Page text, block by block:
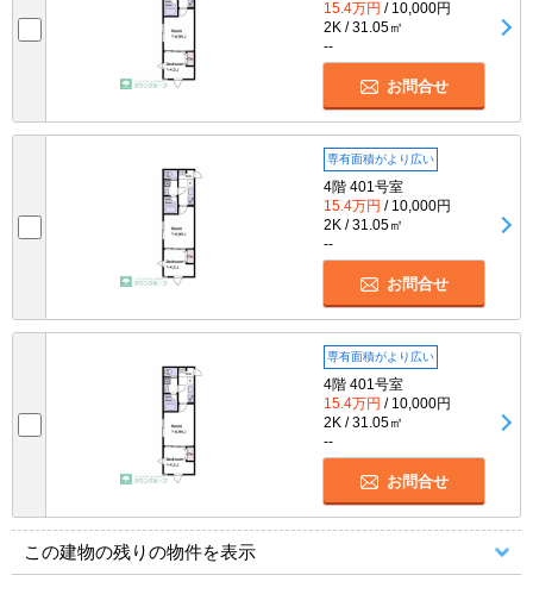
15.4万円 / 10,000円
2K / 31.05㎡
--
お問合せ
専有面積がより広い
4階 401号室
15.4万円 / 10,000円
2K / 31.05㎡
--
お問合せ
専有面積がより広い
4階 401号室
15.4万円 / 10,000円
2K / 31.05㎡
--
お問合せ
この建物の残りの物件を表示